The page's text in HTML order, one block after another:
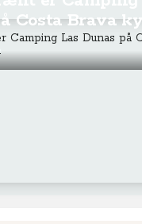
Costa Brava